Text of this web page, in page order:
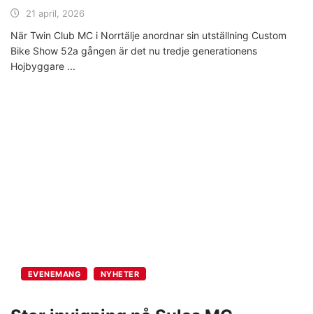
21 april, 2026
När Twin Club MC i Norrtälje anordnar sin utställning Custom
Bike Show 52a gången är det nu tredje generationens
Hojbyggare
EVENEMANG NYHETER